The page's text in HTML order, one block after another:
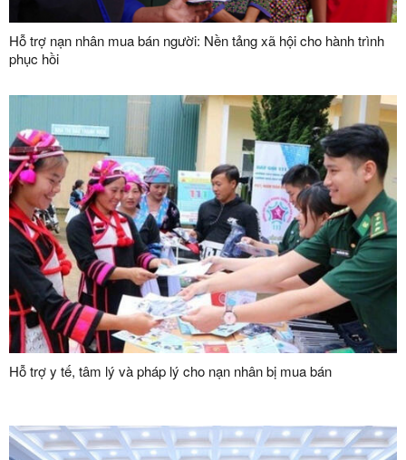
Hỗ trợ nạn nhân mua bán người: Nền tảng xã hội cho hành trình
phục hồi
Hỗ trợ y tế, tâm lý và pháp lý cho nạn nhân bị mua bán